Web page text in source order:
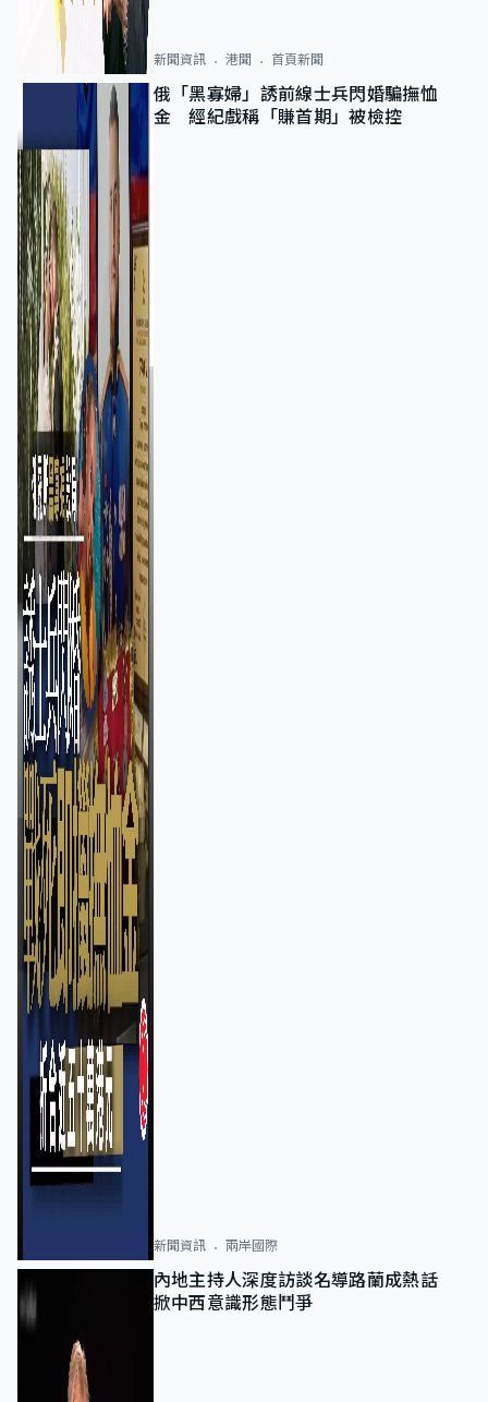
新聞資訊 港聞 首頁新聞
俄「黑寡婦」誘前線士兵閃婚騙撫恤
金 經紀戲稱「賺首期」被檢控
新聞資訊 兩岸國際
內地主持人深度訪談名導路蘭成熱話
掀中西意識形態鬥爭